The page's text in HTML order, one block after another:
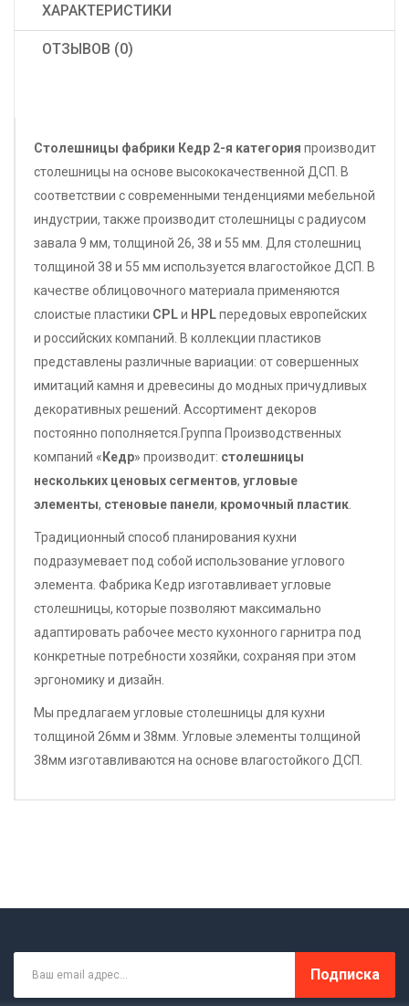
ХАРАКТЕРИСТИКИ
ОТЗЫВОВ (0)
Столешницы фабрики Кедр 2-я категория производит
столешницы на основе высококачественной ДСП. В
соответствии с современными тенденциями мебельной
индустрии, также производит столешницы с радиусом
завала 9 мм, толщиной 26, 38 и 55 мм. Для столешниц
толщиной 38 и 55 мм используется влагостойкое ДСП. В
качестве облицовочного материала применяются
слоистые пластики CPLи HPLпередовых европейских
и российских компаний. В коллекции пластиков
представлены различные вариации: от совершенных
имитаций камня и древесины до модных причудливых
декоративных решений. Ассортимент декоров
постоянно пополняется.Группа Производственных
компаний «Кедр» производит: столешницы
нескольких ценовых сегментов, угловые
элементы, стеновые панели, кромочный пластик
Традиционный способ планирования кухни
подразумевает под собой использование углового
элемента. Фабрика Кедр изготавливает угловые
столешницы, которые позволяют максимально
адаптировать рабочее место кухонного гарнитра под
конкретные потребности хозяйки, сохраняя при этом
эргономику и дизайн.
Мы предлагаем угловые столешницы для кухни
толщиной 26мм и 38мм. Угловые элементы толщиной
38мм изготавливаются на основе влагостойкого ДСП.
Подписка